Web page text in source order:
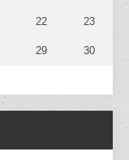
22 23
29 30